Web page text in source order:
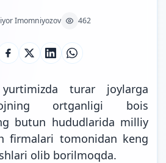
Imomniyozov 462
turar joylarga
ortganligi bois
butun hududlarida milliy
firmalari tomonidan keng
olib borilmoqda.